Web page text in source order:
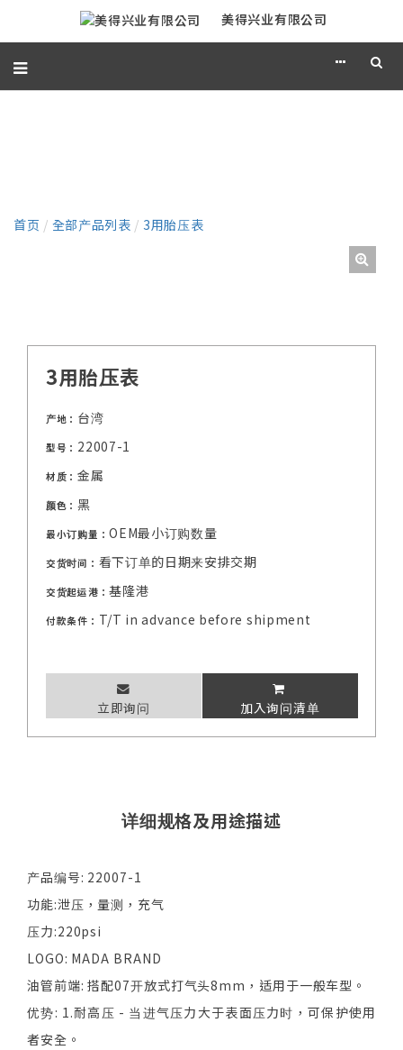
美得兴业有限公司
首页 / 全部产品列表 / 3用胎压表
3用胎压表
产地： 台湾
型号： 22007-1
材质：金属
颜色：黑
最小订购量：OEM最小订购数量
交货时间： 看下订单的日期来安排交期
交货起运港：基隆港
付款条件： T/T in advance before shipment
立即询问 加入询问清单
详细规格及用途描述
产品编号: 22007-1
功能:泄压，量测，充气
压力:220psi
LOGO: MADA BRAND
油管前端: 搭配07开放式打气头8mm，适用于一般车型。
优势: 1.耐高压 - 当进气压力大于表面压力时，可保护使用
者安全。